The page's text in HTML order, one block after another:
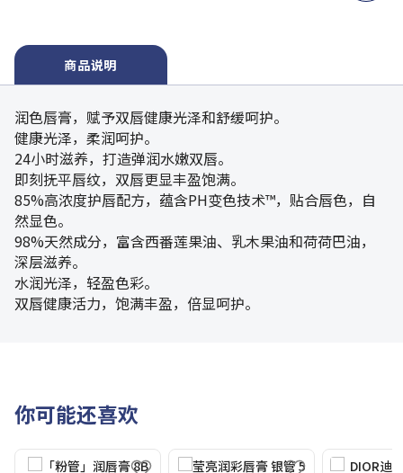
商品说明
润色唇膏，赋予双唇健康光泽和舒缓呵护。
健康光泽，柔润呵护。
24小时滋养，打造弹润水嫩双唇。
即刻抚平唇纹，双唇更显丰盈饱满。
85%高浓度护唇配方，蕴含PH变色技术™，贴合唇色，自
然显色。
98%天然成分，富含西番莲果油、乳木果油和荷荷巴油，
深层滋养。
水润光泽，轻盈色彩。
双唇健康活力，饱满丰盈，倍显呵护。
你可能还喜欢